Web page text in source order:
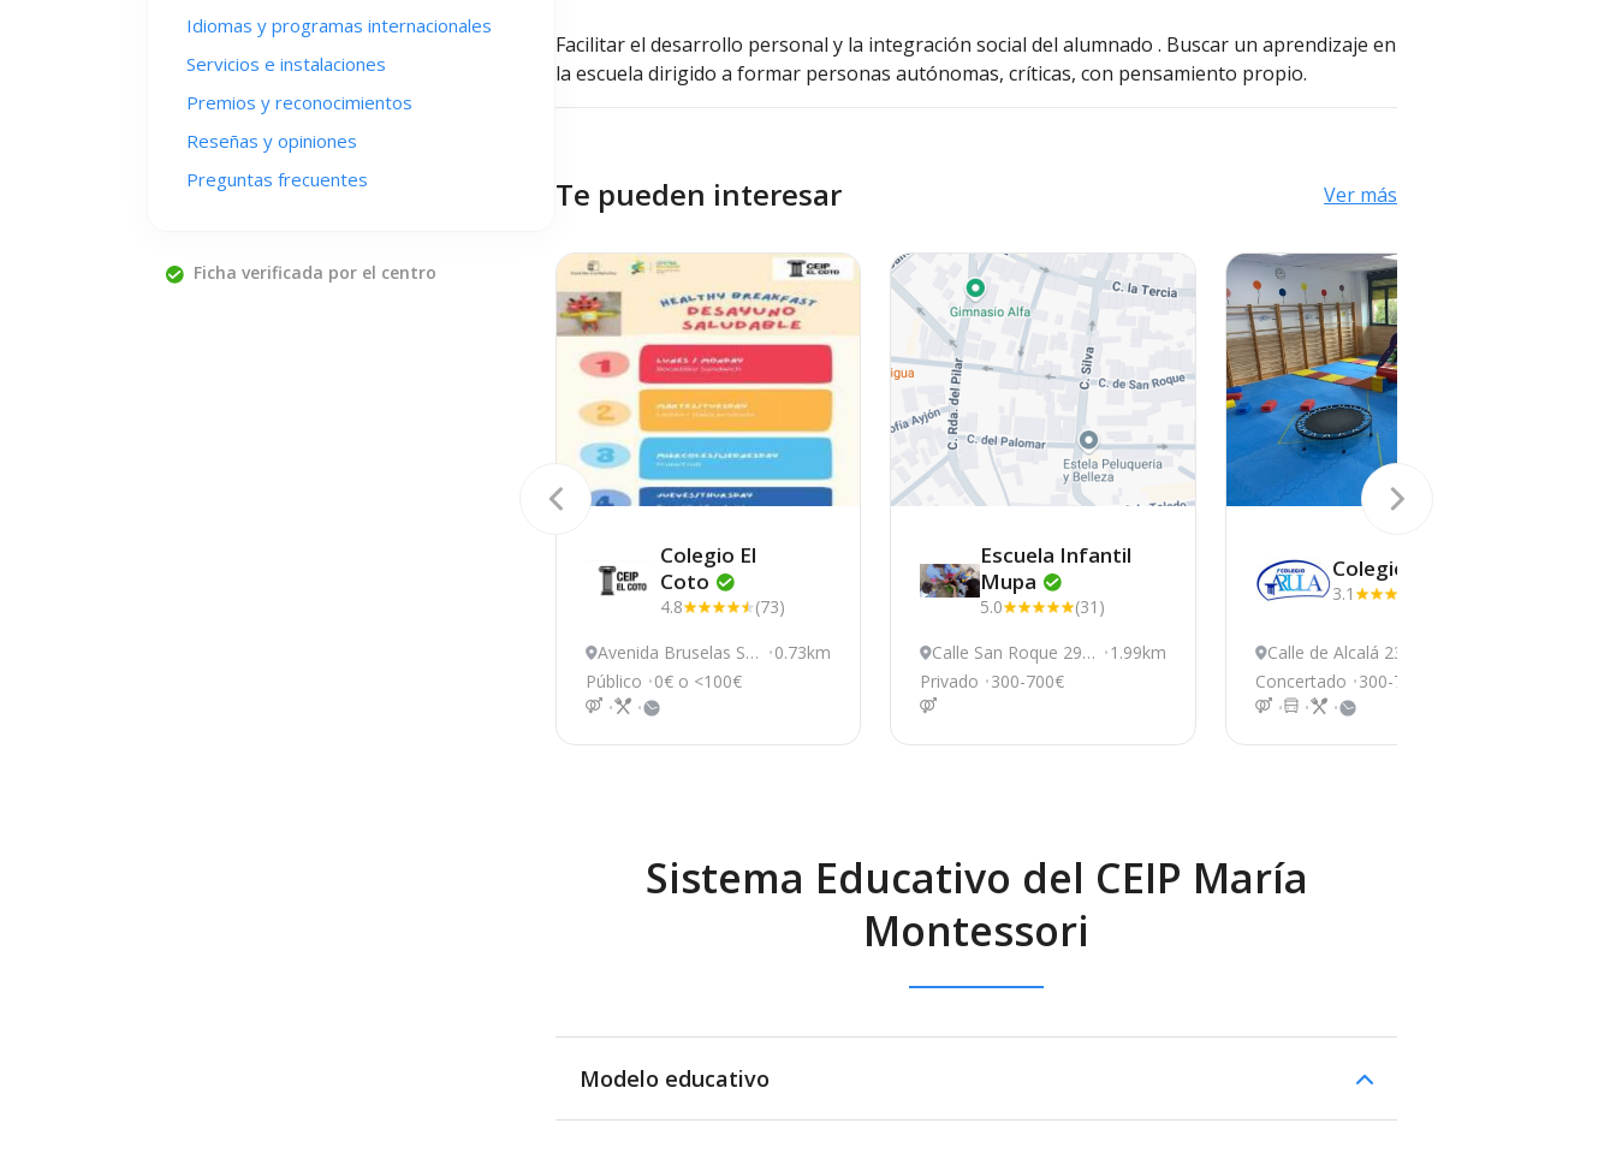
Idiomas y programas internacionales
Servicios e instalaciones
Premios y reconocimientos
Reseñas y opiniones
Preguntas frecuentes
Ficha verificada por el centro
Facilitar el desarrollo personal y la integración social del alumnado . Buscar un aprendizaje en
la escuela dirigido a formar personas autónomas, críticas, con pensamiento propio.
Te pueden interesar Ver más
Colegio El
Coto
4.8
(73)
Avenida Bruselas S/
N, El Casar
0.73km
Público
0€ o <100€
Escuela Infantil
Mupa
5.0
(31)
Calle San Roque 29,
El Casar
1.99km
Privado
300-700€
Colegio
3.1
Calle de Alcalá 23, Va
ldeolmos-Alalpardo
Concertado
300-700€
Sistema Educativo del CEIP María
Montessori
Modelo educativo